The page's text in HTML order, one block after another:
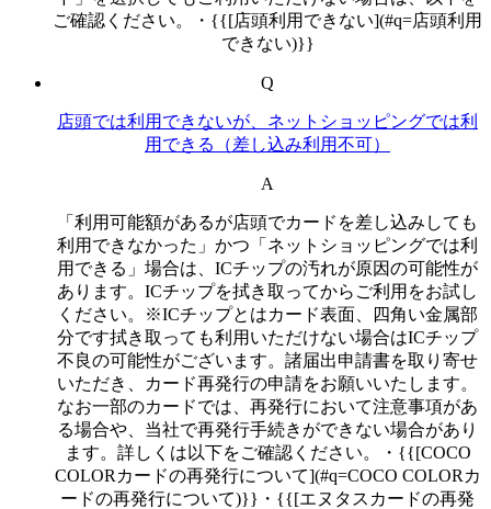
ご確認ください。・{{[店頭利用できない](#q=店頭利用
できない)}}
Q
店頭では利用できないが、ネットショッピングでは利
用できる（差し込み利用不可）
A
「利用可能額があるが店頭でカードを差し込みしても
利用できなかった」かつ「ネットショッピングでは利
用できる」場合は、ICチップの汚れが原因の可能性が
あります。ICチップを拭き取ってからご利用をお試し
ください。※ICチップとはカード表面、四角い金属部
分です拭き取っても利用いただけない場合はICチップ
不良の可能性がございます。諸届出申請書を取り寄せ
いただき、カード再発行の申請をお願いいたします。
なお一部のカードでは、再発行において注意事項があ
る場合や、当社で再発行手続きができない場合があり
ます。詳しくは以下をご確認ください。・{{[COCO
COLORカードの再発行について](#q=COCO COLORカ
ードの再発行について)}}・{{[エヌタスカードの再発